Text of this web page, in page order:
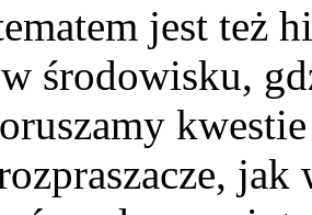
jest też
środowisku,